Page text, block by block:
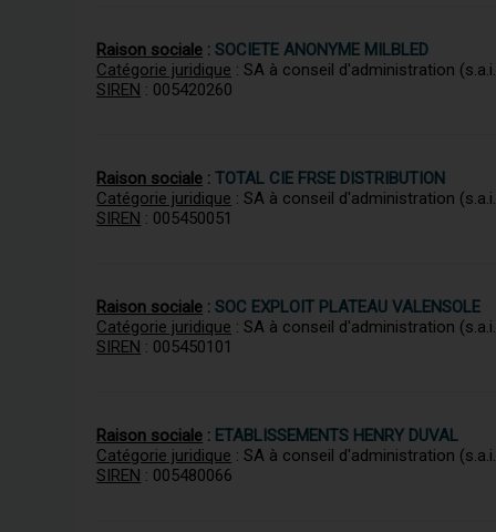
Raison sociale :SOCIETE ANONYME MILBLED
Catégorie juridique : SA à conseil d'administration
SIREN : 005420260
Raison sociale :TOTAL CIE FRSE DISTRIBUTION
Catégorie juridique : SA à conseil d'administration
SIREN : 005450051
Raison sociale :SOC EXPLOIT PLATEAU VALENSOLE
Catégorie juridique : SA à conseil d'administration
SIREN : 005450101
Raison sociale : ETABLISSEMENTS HENRY DUVAL
Catégorie juridique : SA à conseil d'administration
SIREN : 005480066